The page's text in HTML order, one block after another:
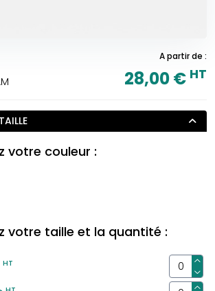
A partir de :
28,00 € HT
votre couleur :
votre taille et la quantité :
HT